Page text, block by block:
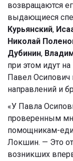
возвращаются
выдающиеся
Курьянский,
Николай
Дубинин,
при этом идут
Павел Осипович
направлений и
«У Павла
проверенным
помощникам-
Локшин. — Это
возникших